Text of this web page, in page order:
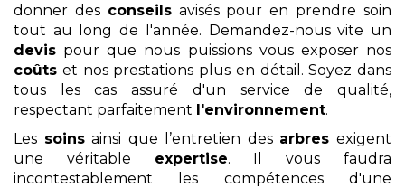
donner des conseilsavisés pour en prendre soin
tout au long de l'année. Demandez-nous vite un
devis pour que nous puissions vous exposer nos
coûts et nos prestations plus en détail. Soyez dans
tous les cas assuré d'un service de qualité,
respectant parfaitement l'environnement.
Les soinsainsi que l’entretien des arbres exigent
une véritable expertise. Il vous faudra
incontestablement les compétences d'une